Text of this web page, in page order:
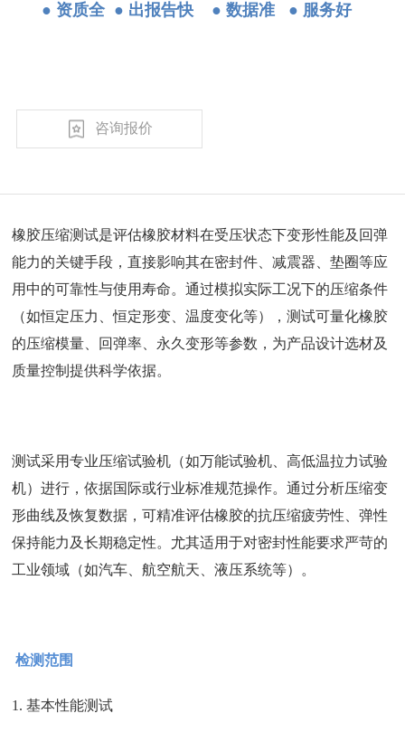
● 资质全● 出报告快 ● 数据准 ● 服务好
咨询报价
橡胶压缩测试是评估橡胶材料在受压状态下变形性能及回弹
能力的关键手段，直接影响其在密封件、减震器、垫圈等应
用中的可靠性与使用寿命。通过模拟实际工况下的压缩条件
（如恒定压力、恒定形变、温度变化等），测试可量化橡胶
的压缩模量、回弹率、永久变形等参数，为产品设计选材及
质量控制提供科学依据。
测试采用专业压缩试验机（如万能试验机、高低温拉力试验
机）进行，依据国际或行业标准规范操作。通过分析压缩变
形曲线及恢复数据，可精准评估橡胶的抗压缩疲劳性、弹性
保持能力及长期稳定性。尤其适用于对密封性能要求严苛的
工业领域（如汽车、航空航天、液压系统等）。
检测范围
1. 基本性能测试